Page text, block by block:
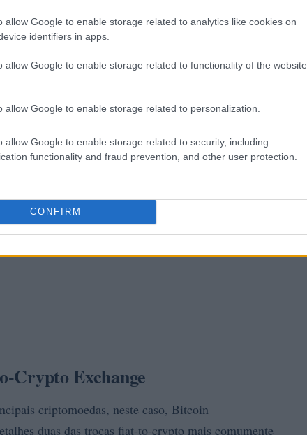
allow Google to enable storage related to analytics like cookies on
identifiers in apps.
allow Google to enable storage related to functionality of the website
allow Google to enable storage related to personalization.
allow Google to enable storage related to security, including
functionality and fraud prevention, and other user protection.
CONFIRM
com dinheiro de fiats. No entanto, você ainda
primeiro Bitcoin em qualquer troca de fiat-to-
se oferece para negociar esta moeda. Neste guia
para comprar GOMA .
Crypto Exchange
criptomoedas, neste caso, Bitcoin
duas das trocas fiat-to-crypto mais comumente